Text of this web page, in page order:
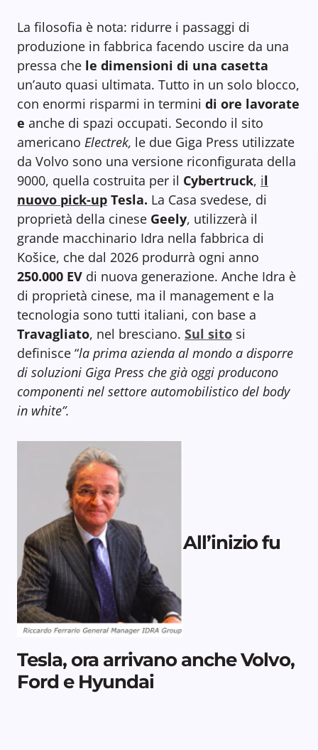
La filosofia è nota: ridurre i passaggi di
produzione in fabbrica facendo uscire da una
pressa che le dimensioni di una casetta
un’auto quasi ultimata. Tutto in un solo blocco,
con enormi risparmi in termini di ore lavorate
e anche di spazi occupati. Secondo il sito
americano Electrek, le due Giga Press utilizzate
da Volvo sono una versione riconfigurata della
9000, quella costruita per il Cybertruck, il
nuovo pick-up Tesla. La Casa svedese, di
proprietà della cinese Geely, utilizzerà il
grande macchinario Idra nella fabbrica di
Košice, che dal 2026 produrrà ogni anno
250.000 EV di nuova generazione. Anche Idra è
di proprietà cinese, ma il management e la
tecnologia sono tutti italiani, con base a
Travagliato, nel bresciano. Sul sito si
definisce “la prima azienda al mondo a disporre
di soluzioni Giga Press che già oggi producono
componenti nel settore automobilistico del body
in white”.
All’inizio fu
Tesla, ora arrivano anche Volvo,
Ford e Hyundai